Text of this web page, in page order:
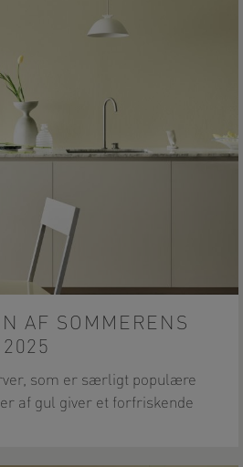
AF SOMMERENS
2025
som er særligt populære
af gul giver et forfriskende